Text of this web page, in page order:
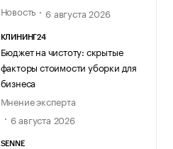
Новость
6 августа 2026
КЛИНИНГ24
Бюджет на чистоту: скрытые
факторы стоимости уборки для
бизнеса
Мнение эксперта
6 августа 2026
SENNE